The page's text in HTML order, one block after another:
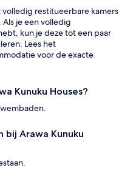
volledig restitueerbare kamers
je een volledig
kun je deze tot een paar
Lees het
voor de exacte
Kunuku Houses?
bij Arawa Kunuku